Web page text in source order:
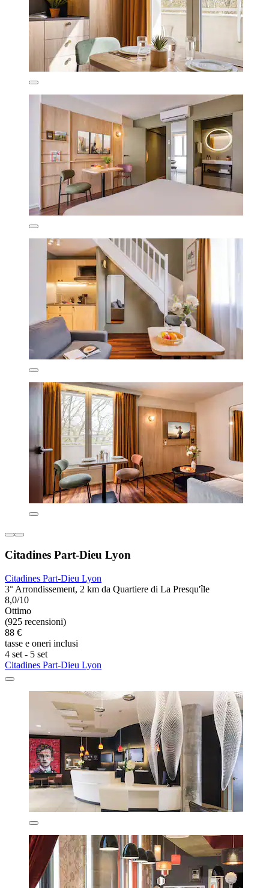
Citadines Part-Dieu Lyon
Citadines Part-Dieu Lyon
3° Arrondissement, 2 km da Quartiere di La Presqu'île
8,0/10
Ottimo
(925 recensioni)
88 €
tasse e oneri inclusi
4 set - 5 set
Citadines Part-Dieu Lyon